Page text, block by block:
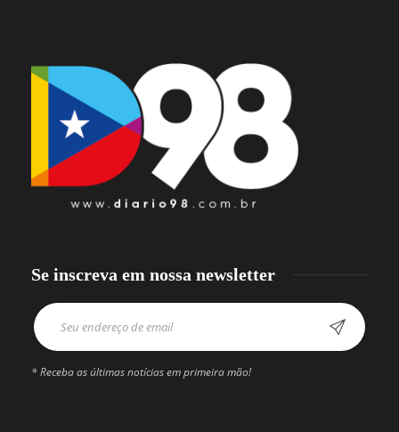
Se inscreva em nossa newsletter
* Receba as últimas notícias em primeira mão!